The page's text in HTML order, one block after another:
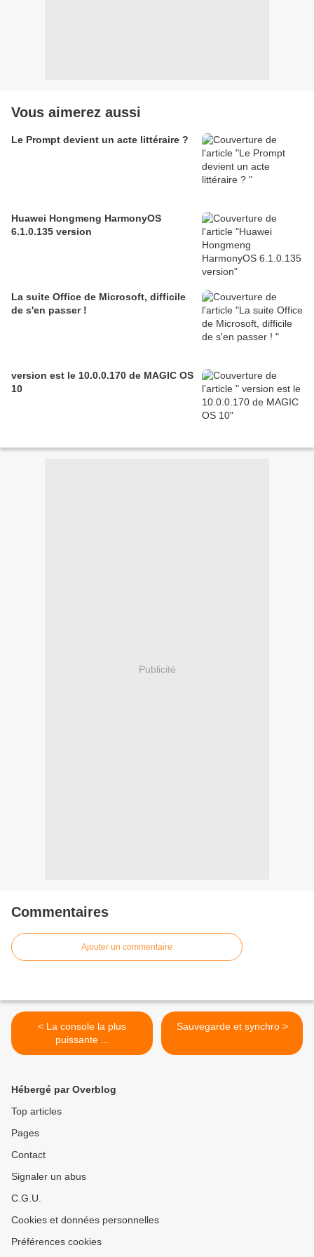
Vous aimerez aussi
Le Prompt devient un acte littéraire ?
Huawei Hongmeng HarmonyOS
6.1.0.135 version
La suite Office de Microsoft, difficile
de s'en passer !
version est le 10.0.0.170 de MAGIC OS
10
Publicité
Commentaires
Ajouter un commentaire
< La console la plus
puissante ...
Sauvegarde et synchro >
Hébergé par Overblog
Top articles
Pages
Contact
Signaler un abus
C.G.U.
Cookies et données personnelles
Préférences cookies